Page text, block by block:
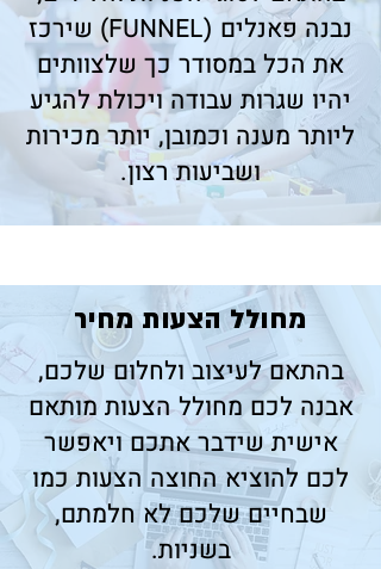
נבנה פאנלים (FUNNEL) שירכז
את הכל במסודר כך שלצוותים
יהיו שגרות עבודה ויכולת להגיע
ליותר מענה וכמובן, יותר מכירות
ושביעות רצון.
​מחולל הצעות מחיר
בהתאם לעיצוב ולחלום שלכם,
אבנה לכם מחולל הצעות מותאם
אישית שידבר אתכם ויאפשר
לכם להוציא החוצה הצעות כמו
שבחיים שלכם לא חלמתם,
בשניות.